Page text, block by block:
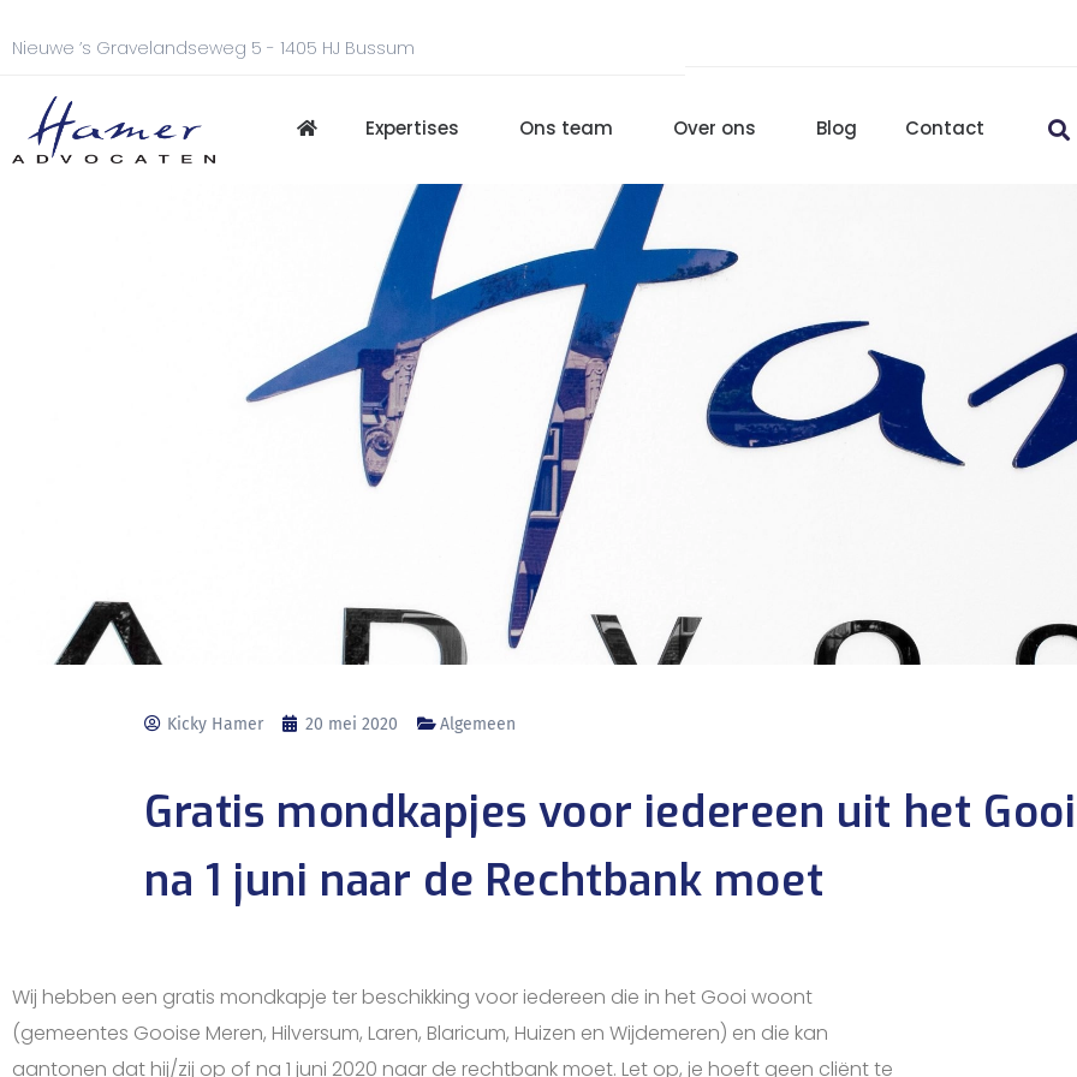
Nieuwe ’s Gravelandseweg 5 - 1405 HJ Bussum
Expertises Ons team Over ons Blog Contact
Kicky Hamer 20 mei 2020 Algemeen
Gratis mondkapjes voor iedereen uit het
na 1 juni naar de Rechtbank moet
Wij hebben een gratis mondkapje ter beschikking voor iedereen die in het Gooi woont
(gemeentes Gooise Meren, Hilversum, Laren, Blaricum, Huizen en Wijdemeren) en die kan
aantonen dat hij/zij op of na 1 juni 2020 naar de rechtbank moet. Let op, je hoeft geen cliënt te